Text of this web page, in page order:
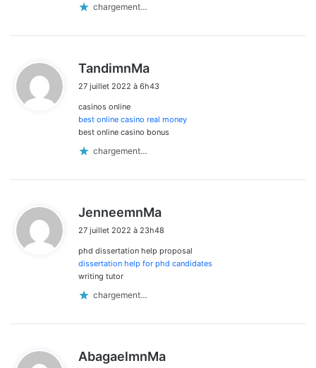
chargement…
TandimnMa
t
:
27 juillet 2022 à 6h43
casinos online
best online casino real money
best online casino bonus
chargement…
JenneemnMa
t
:
27 juillet 2022 à 23h48
phd dissertation help proposal
dissertation help for phd candidates
writing tutor
chargement…
AbagaelmnMa